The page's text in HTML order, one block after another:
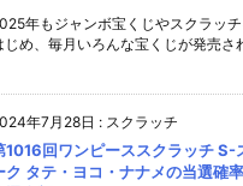
年もジャンボ宝くじやスクラッ
じめ、毎月いろんな宝くじが発売さ
年7月28日 : スクラッチ
1016回ワンピーススクラッチ S-
ク タテ・ヨコ・ナナメの当選確